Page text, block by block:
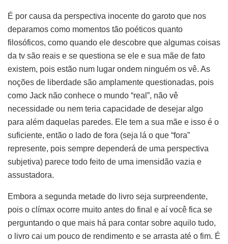
É por causa da perspectiva inocente do garoto que nos
deparamos como momentos tão poéticos quanto
filosóficos, como quando ele descobre que algumas coisas
da tv são reais e se questiona se ele e sua mãe de fato
existem, pois estão num lugar ondem ninguém os vê. As
noções de liberdade são amplamente questionadas, pois
como Jack não conhece o mundo “real”, não vê
necessidade ou nem teria capacidade de desejar algo
para além daquelas paredes. Ele tem a sua mãe e isso é o
suficiente, então o lado de fora (seja lá o que “fora”
represente, pois sempre dependerá de uma perspectiva
subjetiva) parece todo feito de uma imensidão vazia e
assustadora.
Embora a segunda metade do livro seja surpreendente,
pois o clímax ocorre muito antes do final e aí você fica se
perguntando o que mais há para contar sobre aquilo tudo,
o livro cai um pouco de rendimento e se arrasta até o fim. É